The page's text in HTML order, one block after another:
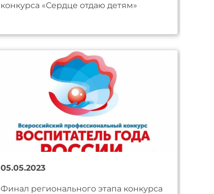
конкурса «Сердце отдаю детям»
05.05.2023
Финал регионального этапа конкурса